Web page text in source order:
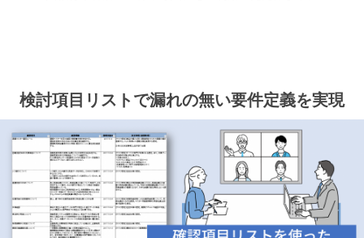
検討項目リストで漏れの無い要件定義を実現